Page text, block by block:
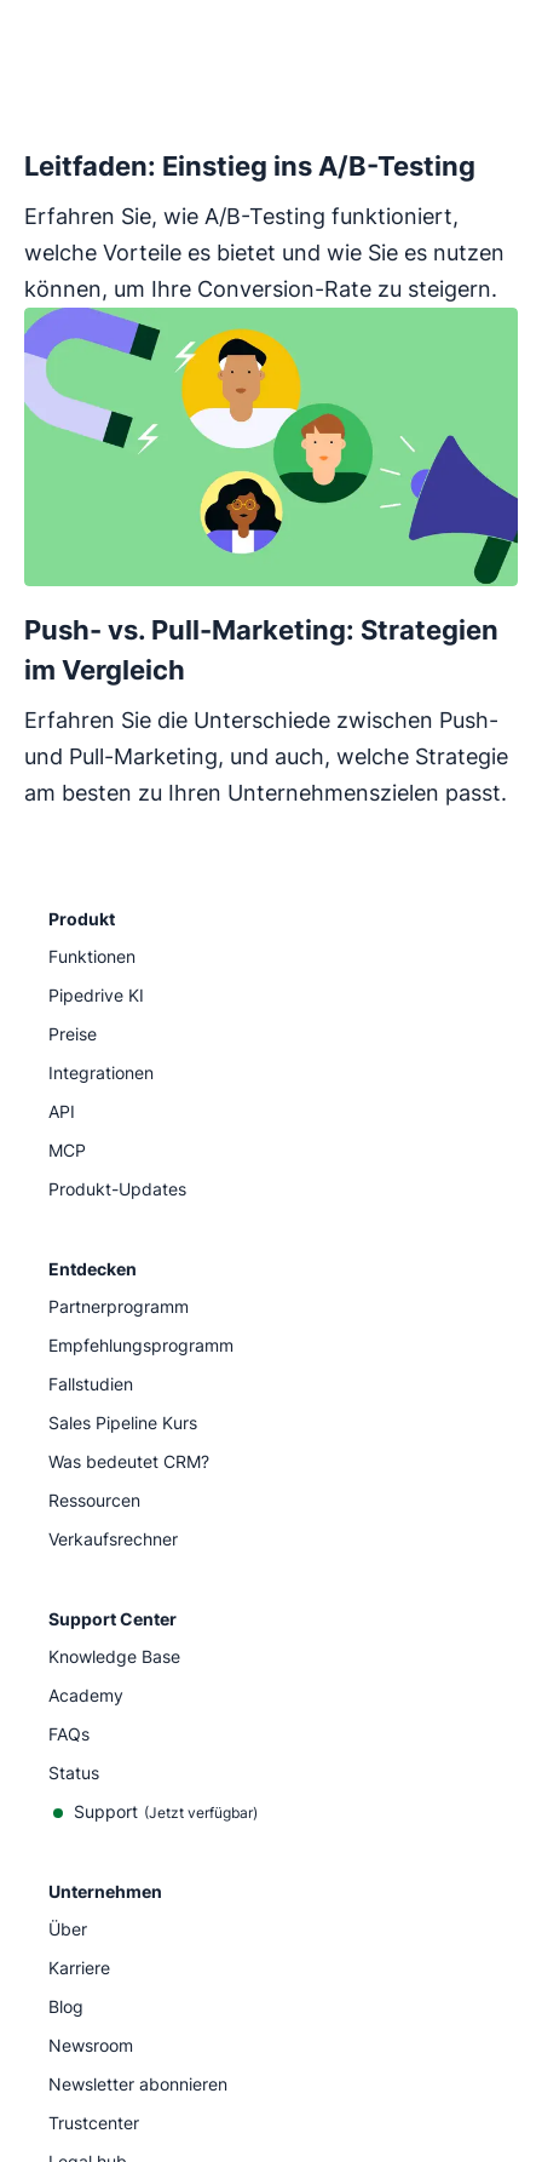
Leitfaden: Einstieg ins A/B-Testing
Erfahren Sie, wie A/B-Testing funktioniert,
welche Vorteile es bietet und wie Sie es nutzen
können, um Ihre Conversion-Rate zu steigern.
Push- vs. Pull-Marketing: Strategien
im Vergleich
Erfahren Sie die Unterschiede zwischen Push-
und Pull-Marketing, und auch, welche Strategie
am besten zu Ihren Unternehmenszielen passt.
Produkt
Funktionen
Pipedrive KI
Preise
Integrationen
API
MCP
Produkt-Updates
Entdecken
Partnerprogramm
Empfehlungsprogramm
Fallstudien
Sales Pipeline Kurs
Was bedeutet CRM?
Ressourcen
Verkaufsrechner
Support Center
Knowledge Base
Academy
FAQs
Status
Support (Jetzt verfügbar)
Unternehmen
Über
Karriere
Blog
Newsroom
Newsletter abonnieren
Trustcenter